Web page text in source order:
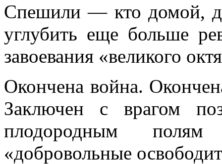
Спешили — кто домой,
углубить еще больше
завоевания «великого
Окончена война.
Заключен с врагом
плодородным
«добровольные